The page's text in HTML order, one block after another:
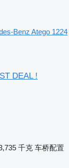
Benz Atego 1224
DEAL !
千克 车桥配置